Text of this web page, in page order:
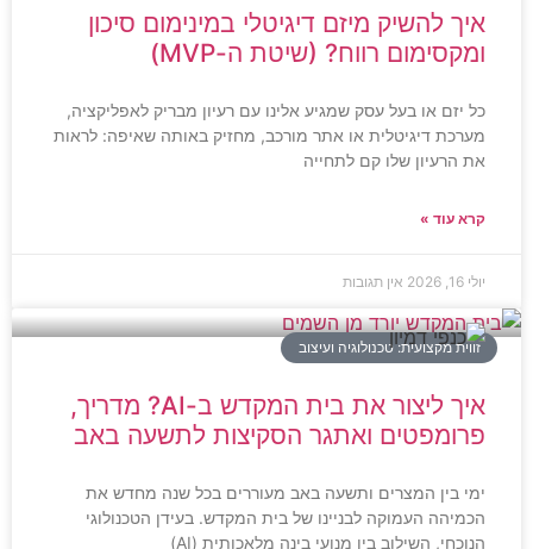
איך להשיק מיזם דיגיטלי במינימום סיכון
ומקסימום רווח? (שיטת ה-MVP)
כל יזם או בעל עסק שמגיע אלינו עם רעיון מבריק לאפליקציה,
מערכת דיגיטלית או אתר מורכב, מחזיק באותה שאיפה: לראות
את הרעיון שלו קם לתחייה
קרא עוד »
יולי 16, 2026 אין תגובות
זווית מקצועית: טכנולוגיה ועיצוב
איך ליצור את בית המקדש ב-AI? מדריך,
פרומפטים ואתגר הסקיצות לתשעה באב
ימי בין המצרים ותשעה באב מעוררים בכל שנה מחדש את
הכמיהה העמוקה לבניינו של בית המקדש. בעידן הטכנולוגי
הנוכחי, השילוב בין מנועי בינה מלאכותית (AI)